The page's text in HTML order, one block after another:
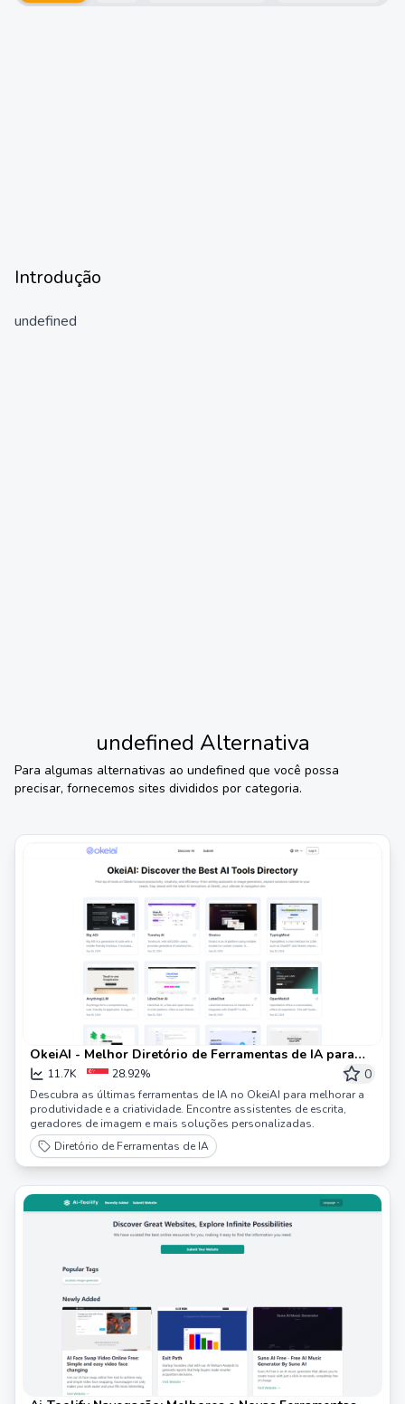
Introdução
undefined
undefined Alternativa
Para algumas alternativas ao undefined que você possa
precisar, fornecemos sites divididos por categoria.
OkeiAI - Melhor Diretório de Ferramentas de IA para
Impulsionar a Produtividade
11.7K 28.92% 0
Descubra as últimas ferramentas de IA no OkeiAI para melhorar a
produtividade e a criatividade. Encontre assistentes de escrita,
geradores de imagem e mais soluções personalizadas.
Diretório de Ferramentas de IA